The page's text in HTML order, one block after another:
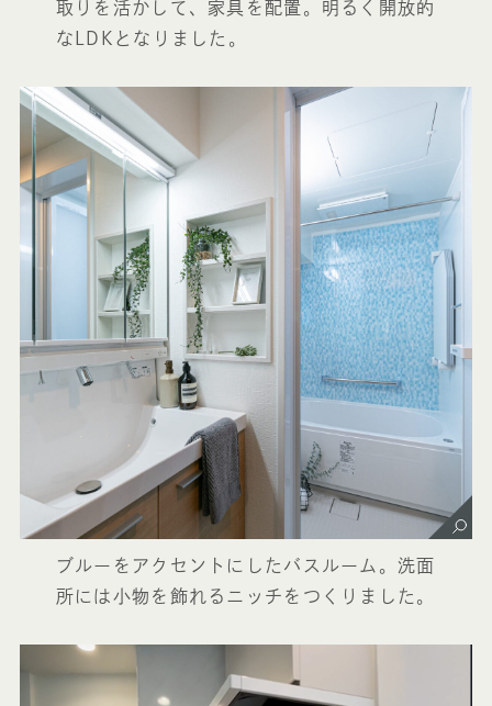
取りを活かして、家具を配置。明るく開放的
なLDKとなりました。
ブルーをアクセントにしたバスルーム。洗面
所には小物を飾れるニッチをつくりました。